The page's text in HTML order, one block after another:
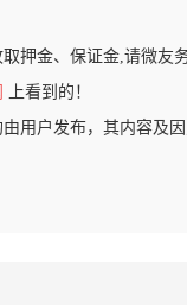
押金、保证金,请微友
上看到的！
用户发布，其内容及